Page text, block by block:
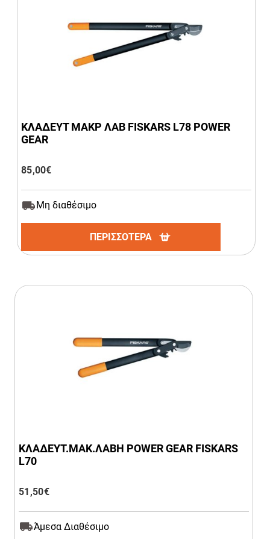
ΚΛΑΔΕΥΤ ΜΑΚΡ ΛΑΒ FISKARS L78 POWER
GEAR
85,00€
Μη διαθέσιμο
ΠΕΡΙΣΣΟΤΕΡΑ
ΚΛΑΔΕΥΤ.ΜΑΚ.ΛΑΒΗ POWER GEAR FISKARS
L70
51,50€
Άμεσα Διαθέσιμο